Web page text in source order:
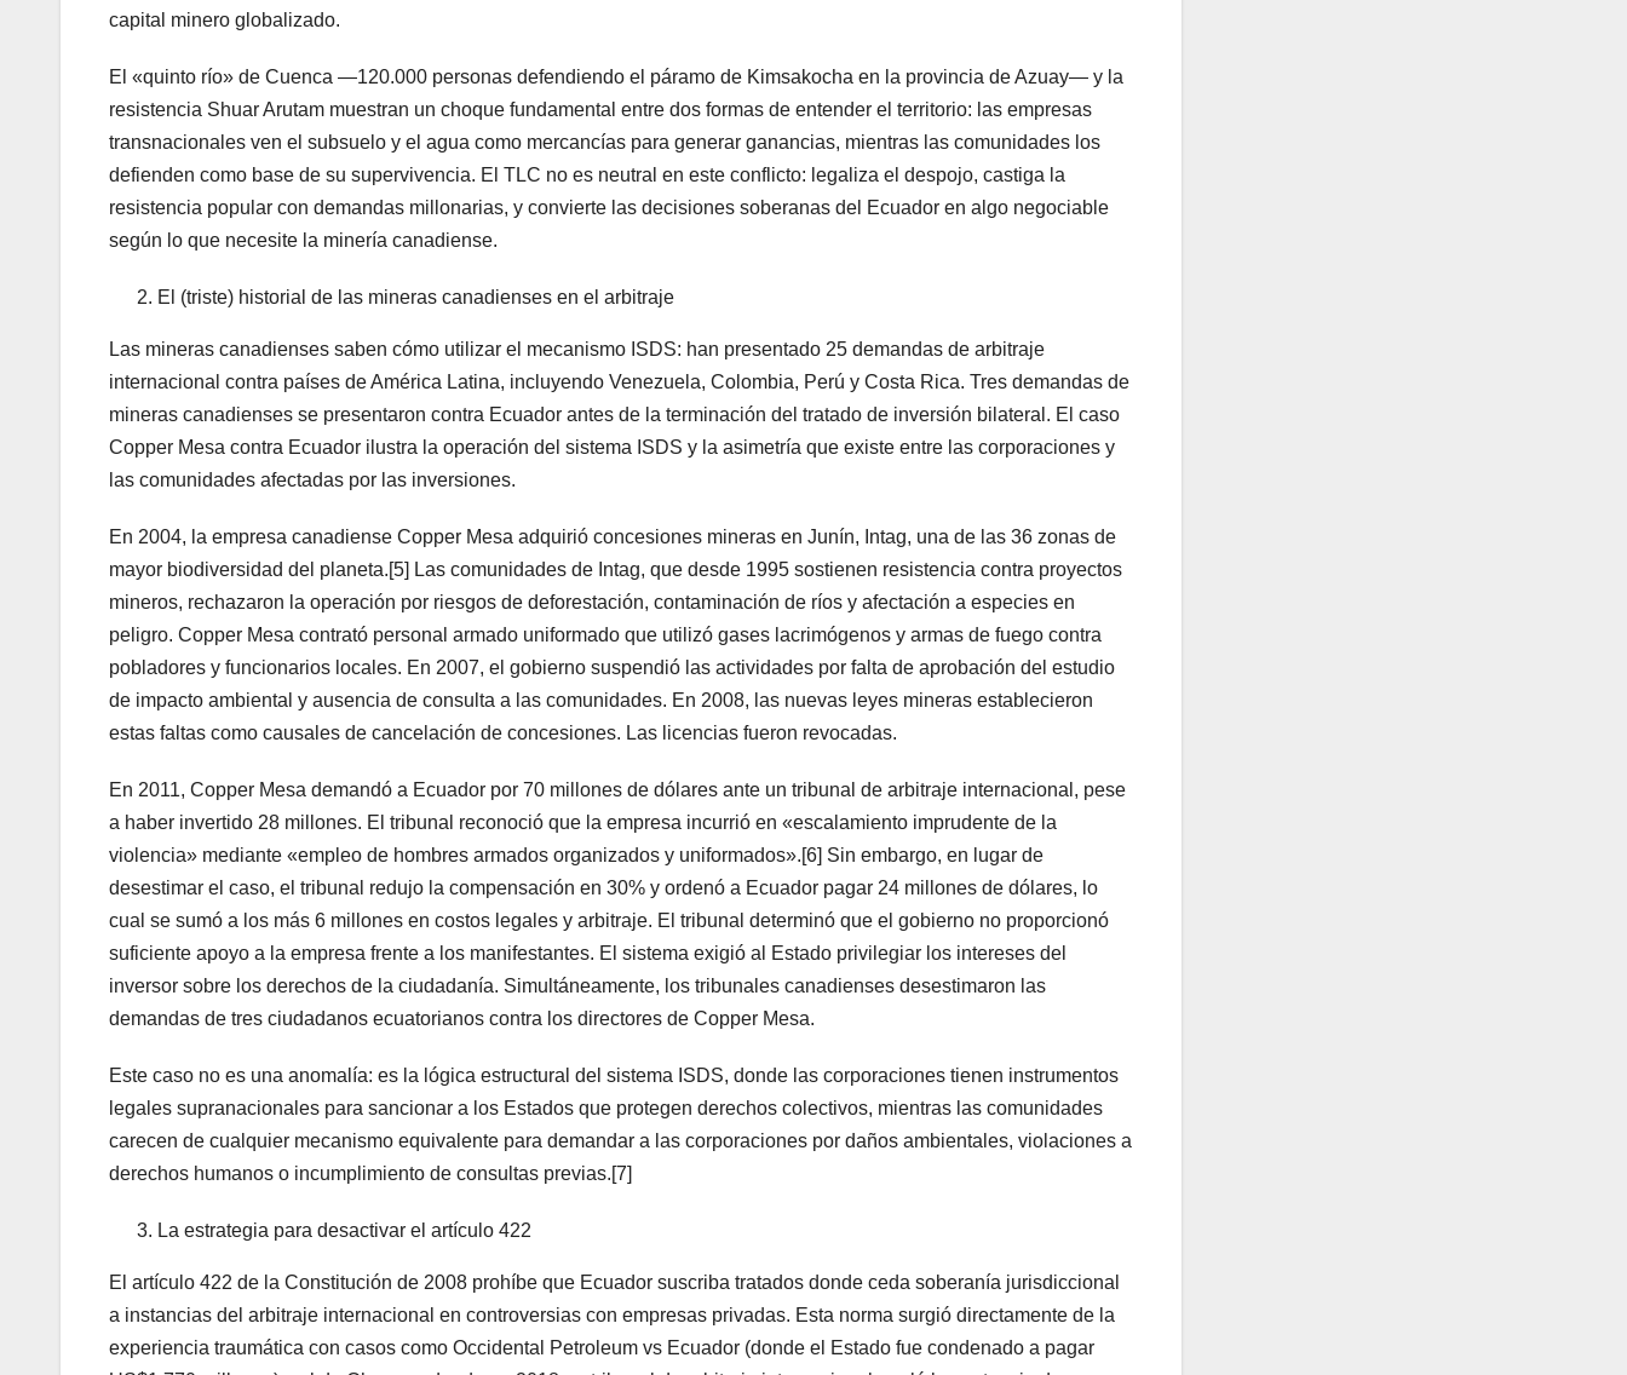
capital minero globalizado.
El «quinto río» de Cuenca —120.000 personas defendiendo el páramo de Kimsakocha en la provincia de Azuay— y la
resistencia Shuar Arutam muestran un choque fundamental entre dos formas de entender el territorio: las empresas
transnacionales ven el subsuelo y el agua como mercancías para generar ganancias, mientras las comunidades los
defienden como base de su supervivencia. El TLC no es neutral en este conflicto: legaliza el despojo, castiga la
resistencia popular con demandas millonarias, y convierte las decisiones soberanas del Ecuador en algo negociable
según lo que necesite la minería canadiense.
El (triste) historial de las mineras canadienses en el arbitraje
Las mineras canadienses saben cómo utilizar el mecanismo ISDS: han presentado 25 demandas de arbitraje
internacional contra países de América Latina, incluyendo Venezuela, Colombia, Perú y Costa Rica. Tres demandas de
mineras canadienses se presentaron contra Ecuador antes de la terminación del tratado de inversión bilateral. El caso
Copper Mesa contra Ecuador ilustra la operación del sistema ISDS y la asimetría que existe entre las corporaciones y
las comunidades afectadas por las inversiones.
En 2004, la empresa canadiense Copper Mesa adquirió concesiones mineras en Junín, Intag, una de las 36 zonas de
mayor biodiversidad del planeta.[5] Las comunidades de Intag, que desde 1995 sostienen resistencia contra proyectos
mineros, rechazaron la operación por riesgos de deforestación, contaminación de ríos y afectación a especies en
peligro. Copper Mesa contrató personal armado uniformado que utilizó gases lacrimógenos y armas de fuego contra
pobladores y funcionarios locales. En 2007, el gobierno suspendió las actividades por falta de aprobación del estudio
de impacto ambiental y ausencia de consulta a las comunidades. En 2008, las nuevas leyes mineras establecieron
estas faltas como causales de cancelación de concesiones. Las licencias fueron revocadas.
En 2011, Copper Mesa demandó a Ecuador por 70 millones de dólares ante un tribunal de arbitraje internacional, pese
a haber invertido 28 millones. El tribunal reconoció que la empresa incurrió en «escalamiento imprudente de la
violencia» mediante «empleo de hombres armados organizados y uniformados».[6] Sin embargo, en lugar de
desestimar el caso, el tribunal redujo la compensación en 30% y ordenó a Ecuador pagar 24 millones de dólares, lo
cual se sumó a los más 6 millones en costos legales y arbitraje. El tribunal determinó que el gobierno no proporcionó
suficiente apoyo a la empresa frente a los manifestantes. El sistema exigió al Estado privilegiar los intereses del
inversor sobre los derechos de la ciudadanía. Simultáneamente, los tribunales canadienses desestimaron las
demandas de tres ciudadanos ecuatorianos contra los directores de Copper Mesa.
Este caso no es una anomalía: es la lógica estructural del sistema ISDS, donde las corporaciones tienen instrumentos
legales supranacionales para sancionar a los Estados que protegen derechos colectivos, mientras las comunidades
carecen de cualquier mecanismo equivalente para demandar a las corporaciones por daños ambientales, violaciones a
derechos humanos o incumplimiento de consultas previas.[7]
La estrategia para desactivar el artículo 422
El artículo 422 de la Constitución de 2008 prohíbe que Ecuador suscriba tratados donde ceda soberanía jurisdiccional
a instancias del arbitraje internacional en controversias con empresas privadas. Esta norma surgió directamente de la
experiencia traumática con casos como Occidental Petroleum vs Ecuador (donde el Estado fue condenado a pagar